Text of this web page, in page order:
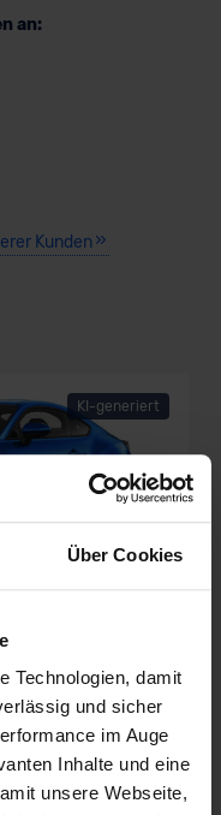
Über Cookies
Technologien, damit
und sicher
im Auge
Inhalte und eine
unsere Webseite,
an:
Kunden
KI-generiert
mit noch mehr
Modellgeneration ist
kraftvollen Boxermotor